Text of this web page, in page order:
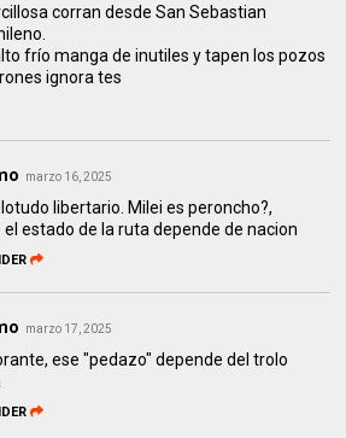
corran desde San Sebastian
frío manga de inutiles y tapen los pozos
ignora tes
marzo 16, 2025
libertario. Milei es peroncho?,
el estado de la ruta depende de nacion
marzo 17, 2025
ese "pedazo" depende del trolo